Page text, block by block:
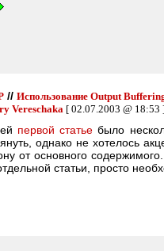
// Использование Output
Vereschaka [ 02.07.2003 @ 18:53
первой статье было
однако не хотелось
от основного
статьи, просто